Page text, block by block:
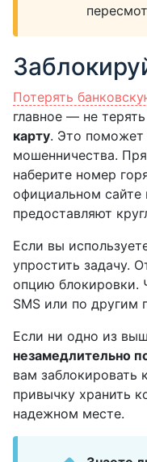
Потерять
главное — не
карту. Это поможет
мошенничества.
наберите номер
официальном сайте
предоставляют
Если вы
упростить задачу.
опцию блокировки.
SMS или по другим
Если ни одно из
незамедлительно
вам заблокировать
привычку хранить
надежном месте.